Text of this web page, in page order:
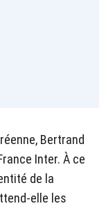
Bertrand
Inter. À ce
de la
elle les